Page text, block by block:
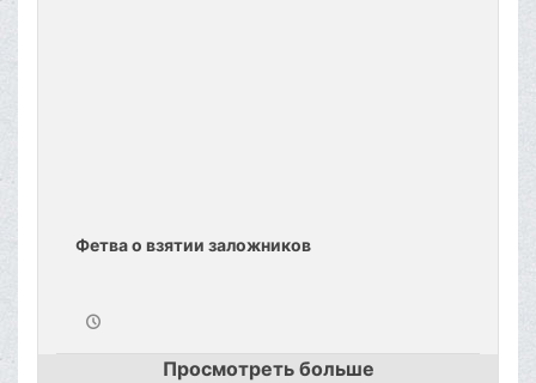
Фетва о взятии заложников
Просмотреть больше